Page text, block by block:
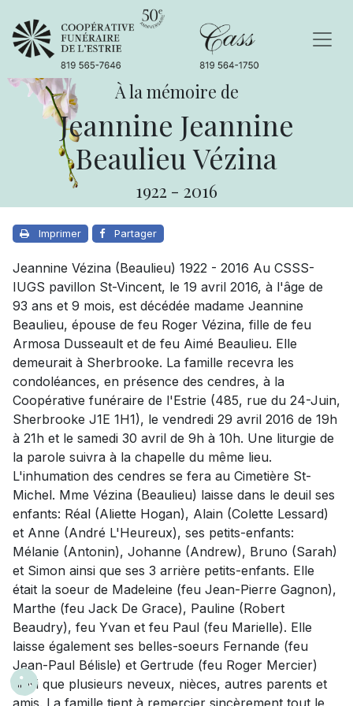
À la mémoire de
Jeannine Jeannine
Beaulieu Vézina
1922 - 2016
Imprimer Partager
Jeannine Vézina (Beaulieu) 1922 - 2016 Au CSSS-
IUGS pavillon St-Vincent, le 19 avril 2016, à l'âge de
93 ans et 9 mois, est décédée madame Jeannine
Beaulieu, épouse de feu Roger Vézina, fille de feu
Armosa Dusseault et de feu Aimé Beaulieu. Elle
demeurait à Sherbrooke. La famille recevra les
condoléances, en présence des cendres, à la
Coopérative funéraire de l'Estrie (485, rue du 24-Juin,
Sherbrooke J1E 1H1), le vendredi 29 avril 2016 de 19h
à 21h et le samedi 30 avril de 9h à 10h. Une liturgie de
la parole suivra à la chapelle du même lieu.
L'inhumation des cendres se fera au Cimetière St-
Michel. Mme Vézina (Beaulieu) laisse dans le deuil ses
enfants: Réal (Aliette Hogan), Alain (Colette Lessard)
et Anne (André L'Heureux), ses petits-enfants:
Mélanie (Antonin), Johanne (Andrew), Bruno (Sarah)
et Simon ainsi que ses 3 arrière petits-enfants. Elle
était la soeur de Madeleine (feu Jean-Pierre Gagnon),
Marthe (feu Jack De Grace), Pauline (Robert
Beaudry), feu Yvan et feu Paul (feu Marielle). Elle
laisse également ses belles-soeurs Fernande (feu
Jean-Paul Bélisle) et Gertrude (feu Roger Mercier)
ainsi que plusieurs neveux, nièces, autres parents et